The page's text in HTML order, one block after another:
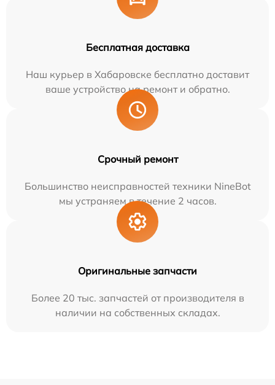
Бесплатная доставка
Наш курьер в Хабаровске бесплатно доставит
ваше устройство на ремонт и обратно.
Срочный ремонт
Большинство неисправностей техники NineBot
мы устраняем в течение 2 часов.
Оригинальные запчасти
Более 20 тыс. запчастей от производителя в
наличии на собственных складах.